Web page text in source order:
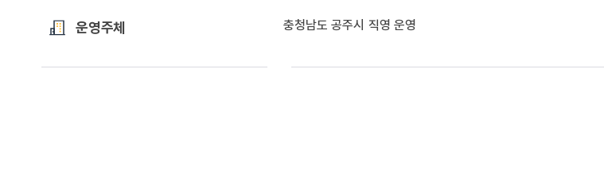
운영주체 충청남도 공주시 직영 운영